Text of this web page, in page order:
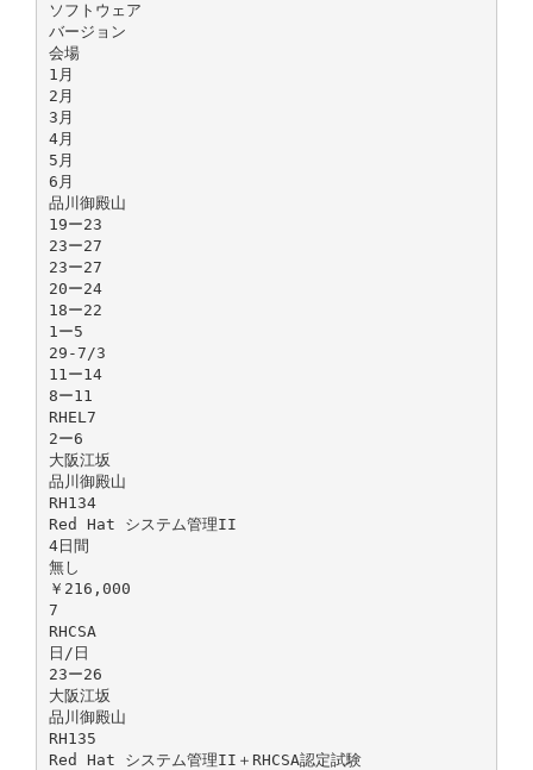
ソフトウェア
バージョン
会場
1月
2月
3月
4月
5月
6月
品川御殿山
19ー23
23ー27
23ー27
20ー24
18ー22
1ー5
29-7/3
11ー14
8ー11
RHEL7
2ー6
大阪江坂
品川御殿山
RH134
Red Hat システム管理II
4日間
無し
￥216,000
7
RHCSA
日/日
23ー26
大阪江坂
品川御殿山
RH135
Red Hat システム管理II＋RHCSA認定試験